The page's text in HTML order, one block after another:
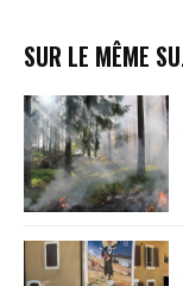
SUR LE MÊME